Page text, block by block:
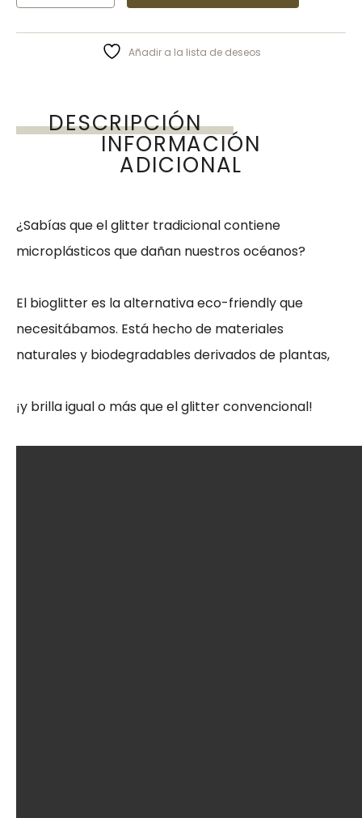
Añadir a la lista de deseos
DESCRIPCIÓN
INFORMACIÓN
ADICIONAL
¿Sabías que el glitter tradicional contiene
microplásticos que dañan nuestros océanos?
El bioglitter es la alternativa eco-friendly que
necesitábamos. Está hecho de materiales
naturales y biodegradables derivados de plantas,
¡y brilla igual o más que el glitter convencional!